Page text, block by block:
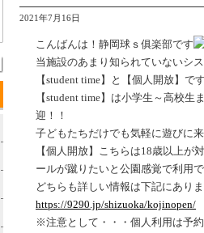
2021年7月16日
こんばんは！静岡球ｓ俱楽部です
当施設のあまり知られていないシ
【student time】と【個人開放】で
【student time】は小学生～高校
迎！！
子どもたちだけでも気軽に遊びに
【個人開放】こちらは18歳以上
ールが蹴りたいと公園感覚で利用
どちらも詳しい情報は下記にあり
https://9290.jp/shizuoka/kojinopen/
※注意として・・・個人利用は予